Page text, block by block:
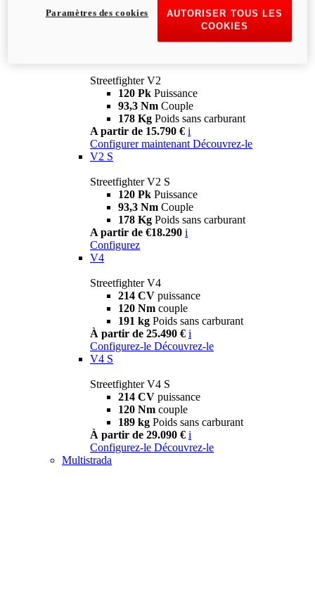
Streetfighter V2
120 Pk Puissance
93,3 Nm Couple
178 Kg Poids sans carburant
A partir de 15.790 € i
Configurer maintenant Découvrez-le
V2 S
Streetfighter V2 S
120 Pk Puissance
93,3 Nm Couple
178 Kg Poids sans carburant
A partir de €18.290 i
Configurez
V4
Streetfighter V4
214 CV puissance
120 Nm couple
191 kg Poids sans carburant
À partir de 25.490 € i
Configurez-le Découvrez-le
V4 S
Streetfighter V4 S
214 CV puissance
120 Nm couple
189 kg Poids sans carburant
À partir de 29.090 € i
Configurez-le Découvrez-le
Multistrada
AUTORISER TOUS LES
COOKIES
Paramètres des cookies